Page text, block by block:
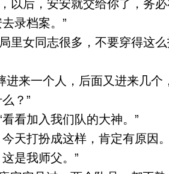
以后，安安就交给你了，务
录档案。”
里女同志很多，不要穿得这
来一个人，后面又进来几个
？”
看加入我们队的大神。”
天打扮成这样，肯定有原因
是我师父。”